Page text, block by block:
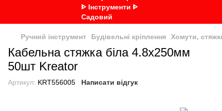
Ручний інструмент Будівельні кріплення Хомути,
Кабельна стяжка біла 4.8x250мм
50шт Kreator
Артикул: KRT556005 Написати відгук